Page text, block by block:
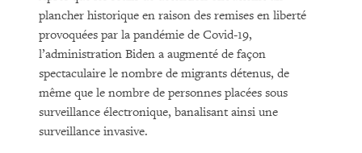
plancher historique en raison des remises en liberté
provoquées par la pandémie de Covid-19,
l’administration Biden a augmenté de façon
spectaculaire le nombre de migrants détenus, de
même que le nombre de personnes placées sous
surveillance électronique, banalisant ainsi une
surveillance invasive.